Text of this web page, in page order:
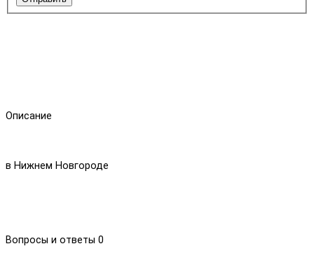
Описание
в Нижнем Новгороде
Вопросы и ответы 0